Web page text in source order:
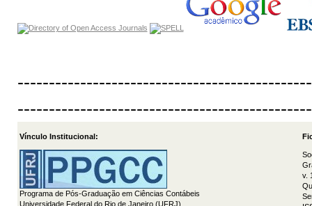
Vínculo Institucional:
Programa de Pós-Graduação em Ciências Contábeis
Universidade Federal do Rio de Janeiro (UFRJ)
v.